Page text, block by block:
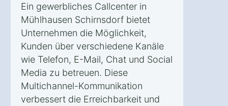
Ein gewerbliches Callcenter in
Mühlhausen Schirnsdorf bietet
Unternehmen die Möglichkeit,
Kunden über verschiedene Kanäle
wie Telefon, E-Mail, Chat und Social
Media zu betreuen. Diese
Multichannel-Kommunikation
verbessert die Erreichbarkeit und